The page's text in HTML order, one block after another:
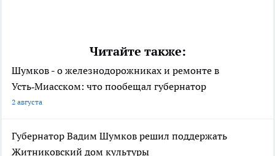
Читайте также:
Шумков - о железнодорожниках и ремонте в
Усть‑Миасском: что пообещал губернатор
2 августа
Губернатор Вадим Шумков решил поддержать
Житниковский дом культуры